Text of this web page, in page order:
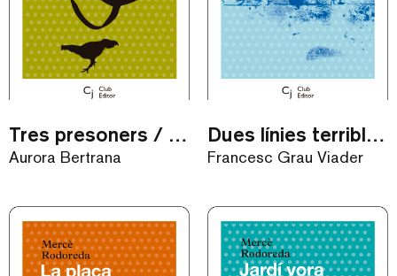
Tres presoners / eBook
Aurora Bertrana
Dues línies terriblement paral·leles / eBook
Francesc Grau Viader